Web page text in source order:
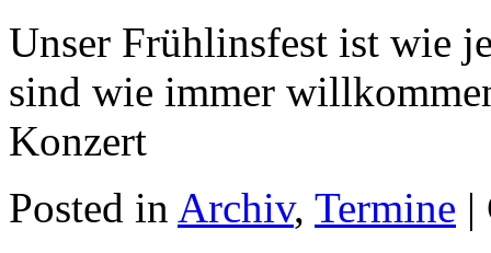
Unser Frühlinsfest ist wie
sind wie immer
Konzert
Posted in Archiv, Termine |